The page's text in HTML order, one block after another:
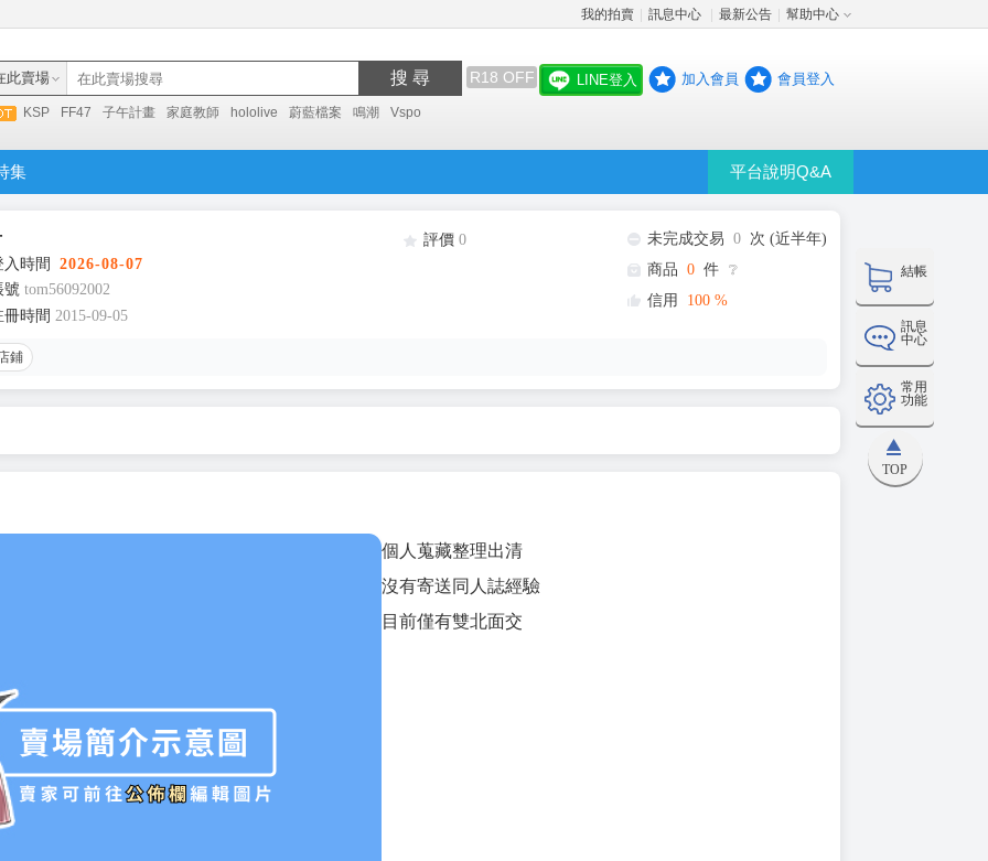
我的拍賣 訊息中心 最新公告 幫助中心
此賣場 搜 尋 R18 OFF
KSP FF47 子午計畫 家庭教師 hololive 蔚藍檔案 鳴潮 Vspo
LINE登入 加入會員 會員登入
集 平台說明Q&A
結帳
訊息
中心
常用
功能
TOP
時間
2026-08-07
號 tom56092002
時間 2015-09-05
評價 0 未完成交易 0 次 (近半年)
商品 0 件 ❔
信用
100 %
鋪
個人蒐藏整理出清
沒有寄送同人誌經驗
目前僅有雙北面交